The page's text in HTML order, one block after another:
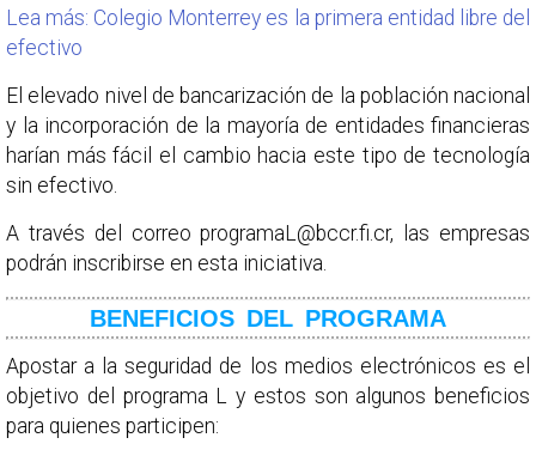
Lea más: Colegio Monterrey es la primera entidad libre del
efectivo
El elevado nivel de bancarización de la población nacional
y la incorporación de la mayoría de entidades financieras
harían más fácil el cambio hacia este tipo de tecnología
sin efectivo.
A través del correo programaL@bccr.fi.cr, las empresas
podrán inscribirse en esta iniciativa.
BENEFICIOS DEL PROGRAMA
Apostar a la seguridad de los medios electrónicos es el
objetivo del programa L y estos son algunos beneficios
para quienes participen: